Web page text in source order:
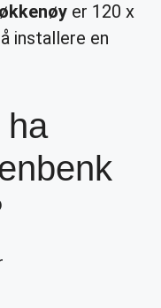
er 120 x
installere en
ha